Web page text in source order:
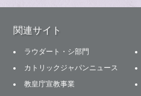
関連サイト
ラウダート・シ部門
カトリックジャパンニュース
教皇庁宣教事業